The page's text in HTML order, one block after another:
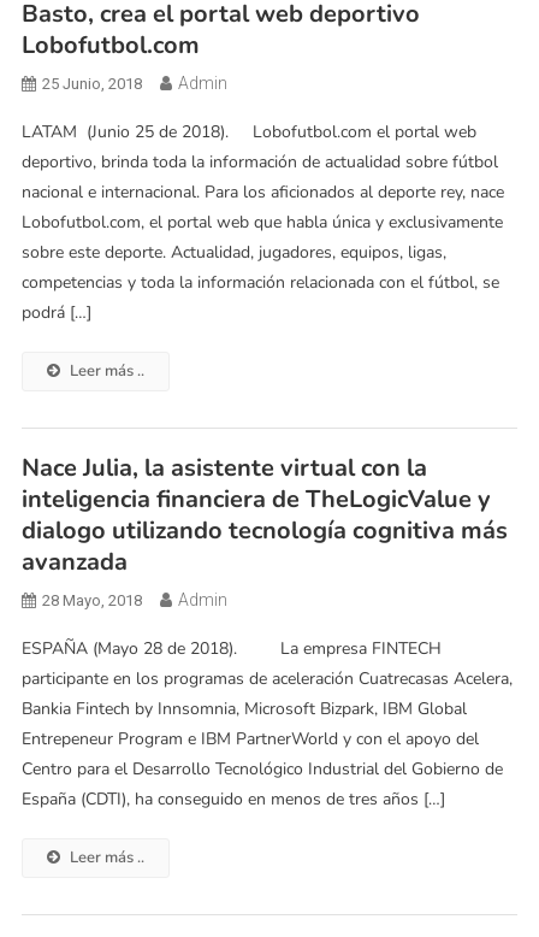
Basto, crea el portal web deportivo
Lobofutbol.com
25 Junio, 2018 Admin
LATAM (Junio 25 de 2018). Lobofutbol.com el portal web
deportivo, brinda toda la información de actualidad sobre fútbol
nacional e internacional. Para los aficionados al deporte rey, nace
Lobofutbol.com, el portal web que habla única y exclusivamente
sobre este deporte. Actualidad, jugadores, equipos, ligas,
competencias y toda la información relacionada con el fútbol, se
podrá […]
Leer más ..
Nace Julia, la asistente virtual con la
inteligencia financiera de TheLogicValue y
dialogo utilizando tecnología cognitiva más
avanzada
28 Mayo, 2018 Admin
ESPAÑA (Mayo 28 de 2018). La empresa FINTECH
participante en los programas de aceleración Cuatrecasas Acelera,
Bankia Fintech by Innsomnia, Microsoft Bizpark, IBM Global
Entrepeneur Program e IBM PartnerWorld y con el apoyo del
Centro para el Desarrollo Tecnológico Industrial del Gobierno de
España (CDTI), ha conseguido en menos de tres años […]
Leer más ..